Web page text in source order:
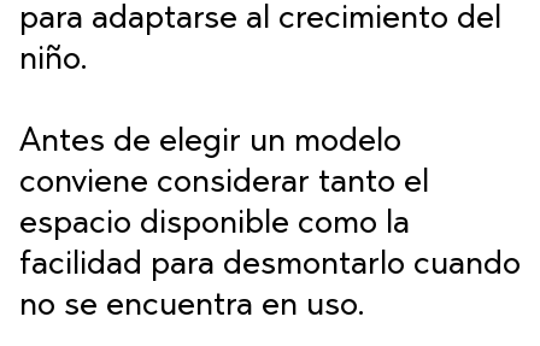
para adaptarse al crecimiento del
niño.
Antes de elegir un modelo
conviene considerar tanto el
espacio disponible como la
facilidad para desmontarlo cuando
no se encuentra en uso.